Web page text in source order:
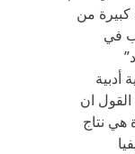
كبيرة من
في
أدبية
ان
هي نتاج